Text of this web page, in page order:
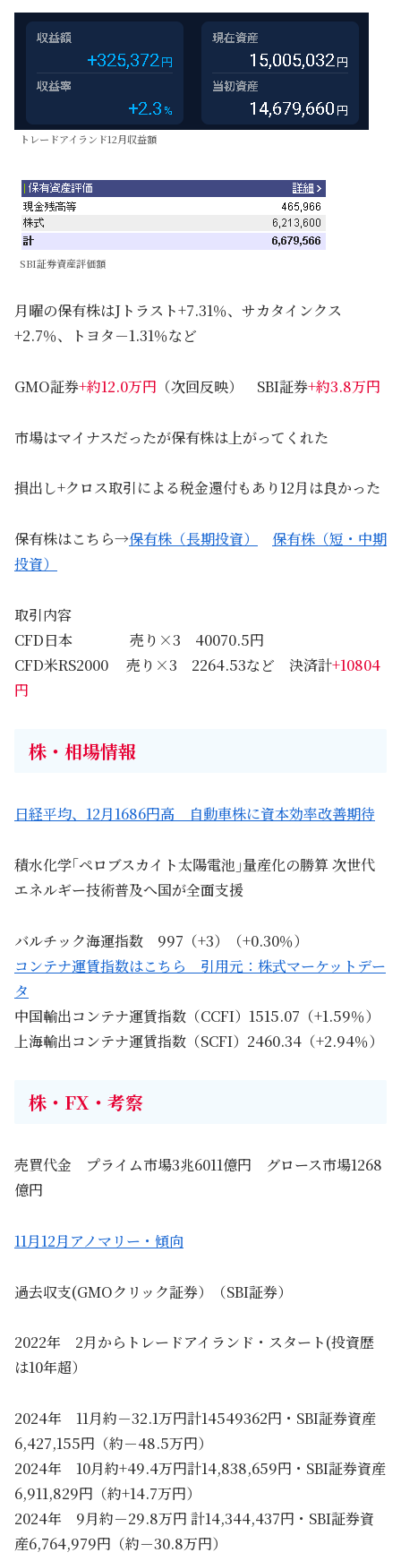
トレードアイランド12月収益額
SBI証券資産評価額
月曜の保有株はJトラスト+7.31％、サカタインクス
+2.7％、トヨタ－1.31％など
GMO証券+約12.0万円 （次回反映） SBI証券+約3.8万円
市場はマイナスだったが保有株は上がってくれた
損出し+クロス取引による税金還付もあり12月は良かった
保有株はこちら→保有株（長期投資）
保有株（短・中期
投資）
取引内容
CFD日本 売り×3 40070.5円
CFD米RS2000 売り×3 2264.53など 決済計+10804
円
株・相場情報
日経平均、12月1686円高 自動車株に資本効率改善期待
積水化学｢ペロブスカイト太陽電池｣量産化の勝算 次世代
エネルギー技術普及へ国が全面支援
バルチック海運指数 997（+3）（+0.30％）
コンテナ運賃指数はこちら 引用元：株式マーケットデー
タ
中国輸出コンテナ運賃指数（CCFI）1515.07（+1.59％）
上海輸出コンテナ運賃指数（SCFI）2460.34（+2.94％）
株・FX・考察
売買代金 プライム市場3兆6011億円 グロース市場1268
億円
11月12月アノマリー・傾向
過去収支(GMOクリック証券）（SBI証券）
2022年 2月からトレードアイランド・スタート(投資歴
は10年超）
2024年 11月約－32.1万円計14549362円・SBI証券資産
6,427,155円（約－48.5万円）
2024年 10月約+49.4万円計14,838,659円・SBI証券資産
6,911,829円（約+14.7万円）
2024年 9月約－29.8万円 計14,344,437円・SBI証券資
産6,764,979円（約－30.8万円）